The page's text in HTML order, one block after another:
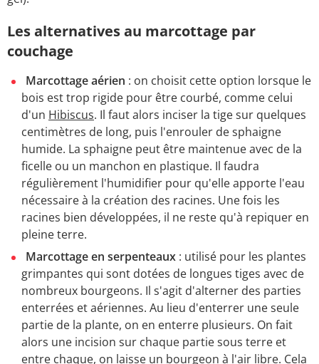
Les alternatives au marcottage par
couchage
Marcottage aérien : on choisit cette option lorsque le
bois est trop rigide pour être courbé, comme celui
d'un Hibiscus. Il faut alors inciser la tige sur quelques
centimètres de long, puis l'enrouler de sphaigne
humide. La sphaigne peut être maintenue avec de la
ficelle ou un manchon en plastique. Il faudra
régulièrement l'humidifier pour qu'elle apporte l'eau
nécessaire à la création des racines. Une fois les
racines bien développées, il ne reste qu'à repiquer en
pleine terre.
Marcottage en serpenteaux : utilisé pour les plantes
grimpantes qui sont dotées de longues tiges avec de
nombreux bourgeons. Il s'agit d'alterner des parties
enterrées et aériennes. Au lieu d'enterrer une seule
partie de la plante, on en enterre plusieurs. On fait
alors une incision sur chaque partie sous terre et
entre chaque, on laisse un bourgeon à l'air libre. Cela